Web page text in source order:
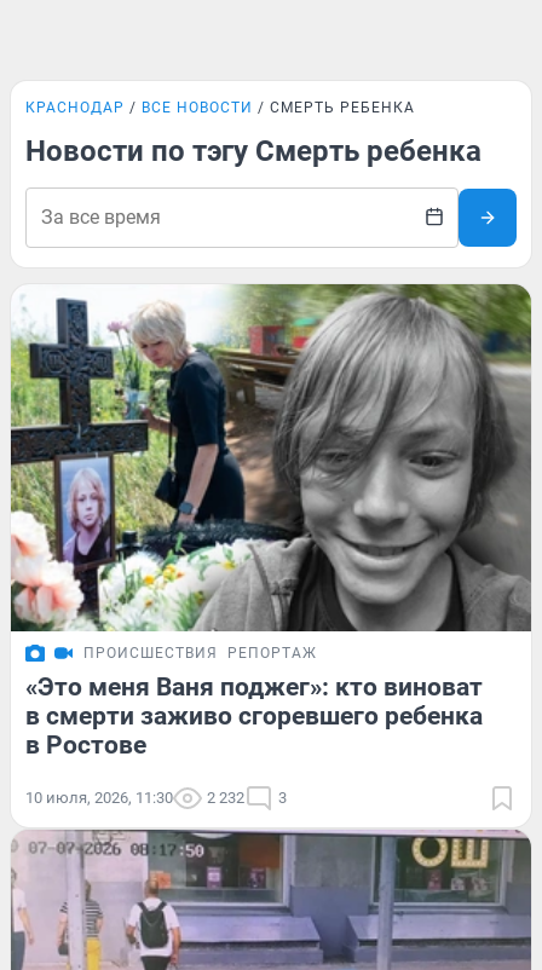
КРАСНОДАР ВСЕ НОВОСТИ СМЕРТЬ РЕБЕНКА
Новости по тэгу Смерть ребенка
ПРОИСШЕСТВИЯ РЕПОРТАЖ
«Это меня Ваня поджег»: кто виноват
в смерти заживо сгоревшего ребенка
в Ростове
10 июля, 2026, 11:30 2 232 3